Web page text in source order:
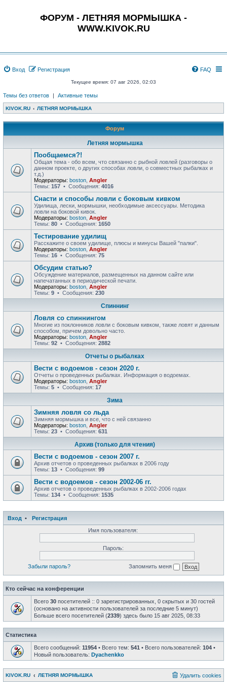
ФОРУМ - ЛЕТНЯЯ МОРМЫШКА -
WWW.KIVOK.RU
Вход Регистрация FAQ
Текущее время: 07 авг 2026, 02:03
Темы без ответов | Активные темы
KIVOK.RU ЛЕТНЯЯ МОРМЫШКА
Форум
Летняя мормышка
Пообщаемся?!
Общая тема - обо всем, что связанно с рыбной ловлей (разговоры о
данном проекте, о других способах ловли, о совместных рыбалках и
т.д.)
Модераторы: boston Angler
Темы: 157 • Сообщения: 4016
Снасти и способы ловли с боковым кивком
Удилища, лески, мормышки, необходимые аксессуары. Методика
ловли на боковой кивок.
Модераторы: boston Angler
Темы: 80 • Сообщения: 1650
Тестирование удилищ
Расскажите о своем удилище, плюсы и минусы Вашей "палки".
Модераторы: boston Angler
Темы: 16 • Сообщения: 75
Обсудим статью?
Обсуждение материалов, размещенных на данном сайте или
напечатанных в периодической печати.
Модераторы: boston Angler
Темы: 9 • Сообщения: 230
Спиннинг
Ловля со спиннингом
Многие из поклонников ловли с боковым кивком, также ловят и данным
способом, причем довольно часто.
Модераторы: boston Angler
Темы: 92 • Сообщения: 2882
Отчеты о рыбалках
Вести с водоемов - сезон 2020 г.
Отчеты о проведенных рыбалках. Информация о водоемах.
Модераторы: boston Angler
Темы: 5 • Сообщения: 17
Зима
Зимняя ловля со льда
Зимняя мормышка и все, что с ней связанно
Модераторы: boston Angler
Темы: 23 • Сообщения: 631
Архив (только для чтения)
Вести с водоемов - сезон 2007 г.
Архив отчетов о проведенных рыбалках в 2006 году
Темы: 13 • Сообщения: 99
Вести с водоемов - сезон 2002-06 гг.
Архив отчетов о проведенных рыбалках в 2002-2006 годах
Темы: 134 • Сообщения: 1535
Вход •
Регистрация
Имя пользователя:
Пароль:
Забыли пароль? Запомнить меня
Кто сейчас на конференции
Всего 30 посетителей :: 0 зарегистрированных, 0 скрытых и 30 гостей
(основано на активности пользователей за последние 5 минут)
Больше всего посетителей (2339) здесь было 15 авг 2025, 08:33
Статистика
Всего сообщений: 11954 • Всего тем: 541 • Всего пользователей: 104 •
Новый пользователь: Dyachenkko
KIVOK.RU ЛЕТНЯЯ МОРМЫШКА Удалить cookies